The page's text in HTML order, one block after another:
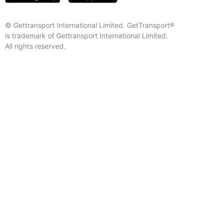
© Gettransport International Limited. GetTransport®
is trademark of Gettransport International Limited.
All rights reserved.